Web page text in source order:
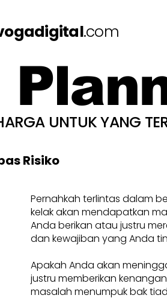
.com
UNTUK YANG
Risiko
Pernahkah terlintas dalam
kelak akan mendapatkan
Anda berikan atau justru
dan kewajiban yang Anda
Apakah Anda akan
justru memberikan
masalah menumpuk bak